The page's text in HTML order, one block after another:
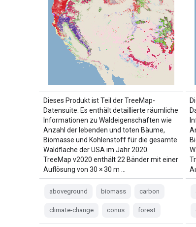
Dieses Produkt ist Teil der TreeMap-
Datensuite. Es enthält detaillierte räumliche
Informationen zu Waldeigenschaften wie
Anzahl der lebenden und toten Bäume,
Biomasse und Kohlenstoff für die gesamte
Waldfläche der USA im Jahr 2020.
TreeMap v2020 enthält 22 Bänder mit einer
Auflösung von 30 × 30 m …
aboveground biomass carbon
climate-change conus forest